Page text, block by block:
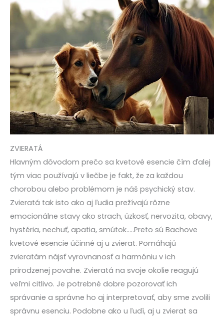
ZVIERATÁ
Hlavným dôvodom prečo sa kvetové esencie čím ďalej
tým viac používajú v liečbe je fakt, že za každou
chorobou alebo problémom je náš psychický stav.
Zvieratá tak isto ako aj ľudia prežívajú rôzne
emocionálne stavy ako strach, úzkosť, nervozita, obavy,
hystéria, nechuť, apatia, smútok…..Preto sú Bachove
kvetové esencie účinné aj u zvierat. Pomáhajú
zvieratám nájsť vyrovnanosť a harmóniu v ich
prirodzenej povahe. Zvieratá na svoje okolie reagujú
veľmi citlivo. Je potrebné dobre pozorovať ich
správanie a správne ho aj interpretovať, aby sme zvolili
správnu esenciu. Podobne ako u ľudí, aj u zvierat sa